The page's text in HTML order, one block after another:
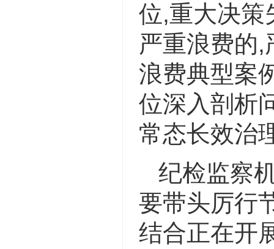
位,重大决策
严重浪费的
浪费典型案
位深入剖析
常态长效治
纪检监察
要带头厉行
结合正在开